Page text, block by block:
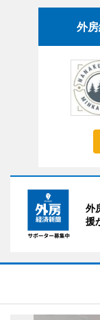
外
外
援